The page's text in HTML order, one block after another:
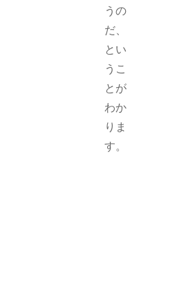
うの
だ、
とい
うこ
とが
わか
りま
す。